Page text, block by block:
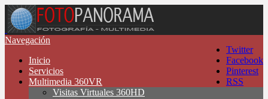
Twitter
Facebook
Pinterest
RSS
Navegación
Inicio
Servicios
Multimedia 360VR
Visitas Virtuales 360HD